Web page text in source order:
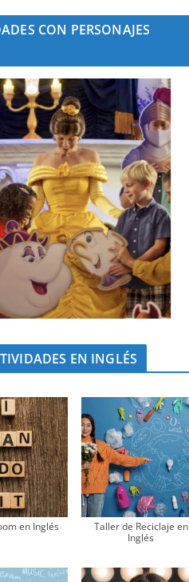
CON PERSONAJES
EN INGLÉS
en Inglés
Taller de Reciclaje en
Inglés